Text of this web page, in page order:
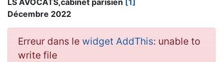
Décembre 2022
Erreur dans le widget AddThis: unable to
write file